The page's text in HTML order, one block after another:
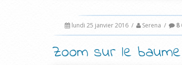
lundi 25 janvier 2016 / Serena / 8
Zoom sur le